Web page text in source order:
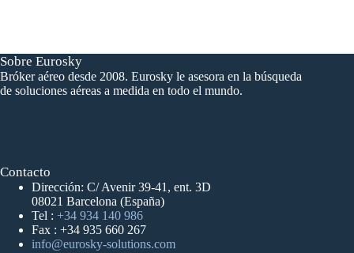
Sobre Eurosky
Bróker aéreo desde 2008. Eurosky le asesora en la búsqueda
de soluciones aéreas a medida en todo el mundo.
Contacto
Dirección: C/ Avenir 39-41, ent. 3D
08021 Barcelona (España)
Tel : +34 934 140 986
Fax : +34 935 660 267
info@eurosky-solutions.com